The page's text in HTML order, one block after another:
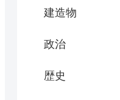
建造物
政治
歴史